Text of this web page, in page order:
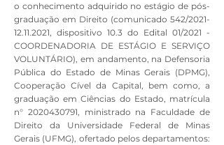
o conhecimento adquirido no estágio de pós-
graduação em Direito (comunicado 542/2021-
12.11.2021, dispositivo 10.3 do Edital 01/2021 -
COORDENADORIA DE ESTÁGIO E SERVIÇO
VOLUNTÁRIO), em andamento, na Defensoria
Pública do Estado de Minas Gerais (DPMG),
Cooperação Cível da Capital, bem como, a
graduação em Ciências do Estado, matrícula
n° 2020430791, ministrado na Faculdade de
Direito da Universidade Federal de Minas
Gerais (UFMG), ofertado pelos departamentos: